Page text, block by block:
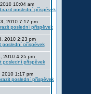
10:04 am
2010 7:17 pm
2010 2:23 pm
2010 4:25 pm
2010 1:17 pm